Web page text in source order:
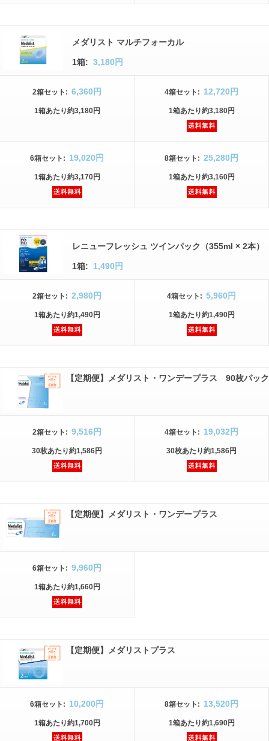
メダリスト マルチフォーカル
1箱: 3,180円
2箱セット : 6,360円
1箱あたり約3,180円
4箱セット : 12,720円
1箱あたり約3,180円
6箱セット : 19,020円
1箱あたり約3,170円
8箱セット : 25,280円
1箱あたり約3,160円
レニューフレッシュ ツインパック（355ml × 2本）
1箱: 1,490円
2箱セット : 2,980円
1箱あたり約1,490円
4箱セット : 5,960円
1箱あたり約1,490円
【定期便】メダリスト・ワンデープラス 90枚パック
2箱セット : 9,516円
30枚あたり約1,586円
4箱セット : 19,032円
30枚あたり約1,586円
【定期便】メダリスト・ワンデープラス
6箱セット : 9,960円
1箱あたり約1,660円
【定期便】メダリストプラス
6箱セット : 10,200円
1箱あたり約1,700円
8箱セット : 13,520円
1箱あたり約1,690円